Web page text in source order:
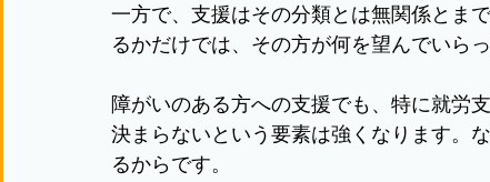
一方で、支援はその分類とは無関係とま
るかだけでは、その方が何を望んでいら
障がいのある方への支援でも、特に就労
決まらないという要素は強くなります。
るからです。